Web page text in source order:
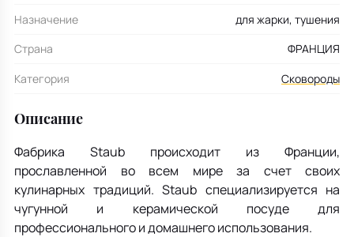
Назначение
для жарки, тушения
Страна
ФРАНЦИЯ
Категория
Сковороды
Описание
Фабрика Staub происходит из Франции,
прославленной во всем мире за счет своих
кулинарных традиций. Staub специализируется на
чугунной и керамической посуде для
профессионального и домашнего использования.